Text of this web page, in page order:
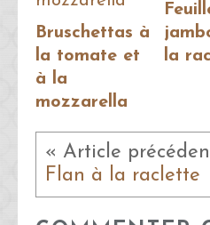
Bruschettas à
la tomate et
à la
mozzarella
la
« Article
Flan à la raclette